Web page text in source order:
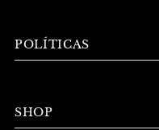
POLÍTICAS
SHOP